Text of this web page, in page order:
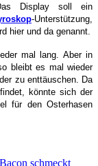
Display soll ein
-Unterstützung,
hier und da genannt.
mal lang. Aber in
bleibt es mal wieder
zu enttäuschen. Da
könnte sich der
für den Osterhasen
schmeckt